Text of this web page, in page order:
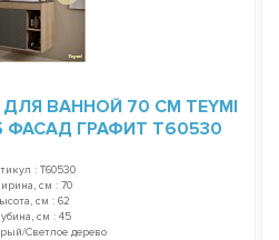
ВАННОЙ 70 СМ TEYMI
ФАСАД ГРАФИТ T60530
: T60530
см : 70
см : 62
см : 45
Светлое дерево